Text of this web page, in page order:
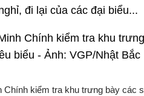
đi lại của các đại biểu...
Chính kiểm tra khu trưng bày các